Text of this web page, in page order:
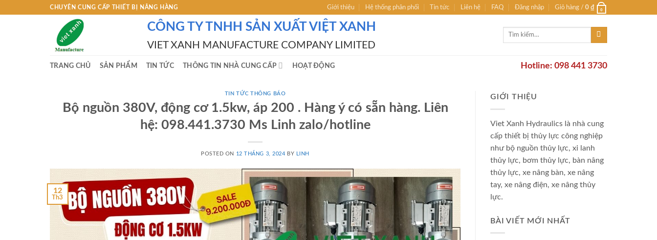
CHUYÊN CUNG CẤP THIẾT BỊ NÂNG HÀNG Giới thiệu Hệ thống phân phối Tin tức Liên hệ FAQ Đăng nhập Giỏ hàng / 0 ₫ 0
CÔNG TY TNHH SẢN XUẤT VIỆT XANH
VIET XANH MANUFACTURE COMPANY LIMITED
Tìm
TRANG CHỦ SẢN PHẨM TIN TỨC THÔNG TIN NHÀ CUNG CẤP HOẠT ĐỘNG Hotline: 098 441 3730
TIN TỨC THÔNG BÁO
Bộ nguồn 380V, động cơ 1.5kw, áp 200 . Hàng ý có sẵn hàng. Liên
hệ: 098.441.3730 Ms Linh zalo/hotline
POSTED ON 12 THÁNG 3, 2024 BY LINH
12
Th3
GIỚI THIỆU
Viet Xanh Hydraulics là nhà cung
cấp thiết bị thủy lực công nghiệp
như bộ nguồn thủy lực, xi lanh
thủy lực, bơm thủy lực, bàn nâng
thủy lực, xe nâng bàn, xe nâng
tay, xe nâng điện, xe nâng thủy
lực.
BÀI VIẾT MỚI NHẤT